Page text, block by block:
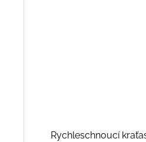
Rychleschnoucí